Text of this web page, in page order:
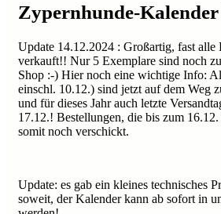
Zypernhunde-Kalender
Update 14.12.2024 : Großartig, fast alle
verkauft!! Nur 5 Exemplare sind noch
Shop :-) Hier noch eine wichtige Info:
einschl. 10.12.) sind jetzt auf dem Weg
und für dieses Jahr auch letzte
17.12.! Bestellungen, die bis zum
somit noch verschickt.
Update: es gab ein kleines technisches
soweit, der Kalender kann ab sofort in